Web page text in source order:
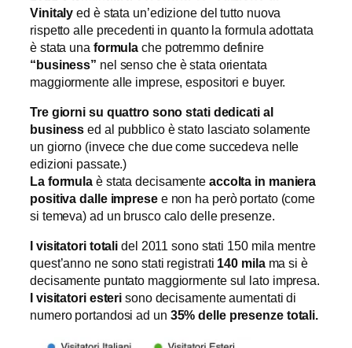
Vinitaly ed è stata un’edizione del tutto nuova
rispetto alle precedenti in quanto la formula adottata
è stata una formulache potremmo definire
“business” nel senso che è stata orientata
maggiormente alle imprese, espositori e buyer.
Tre giorni su quattro sono stati dedicati al
business ed al pubblico è stato lasciato solamente
un giorno (invece che due come succedeva nelle
edizioni passate.)
La formula è stata decisamente accolta in maniera
positiva dalle impresee non ha però portato (come
si temeva) ad un brusco calo delle presenze.
I visitatori totali del 2011 sono stati 150 mila mentre
quest’anno ne sono stati registrati 140 milama si è
decisamente puntato maggiormente sul lato impresa.
I visitatori esteri sono decisamente aumentati di
numero portandosi ad un 35% delle presenze totali.